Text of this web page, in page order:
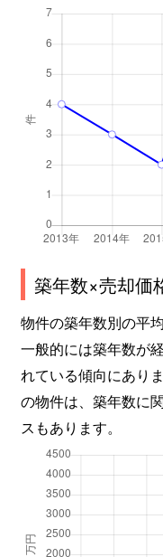
築年数×売却価
物件の築年数別の平
一般的には築年数が
れている傾向にあり
の物件は、築年数に
スもあります。